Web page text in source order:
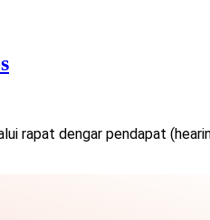
rapat dengar pendapat